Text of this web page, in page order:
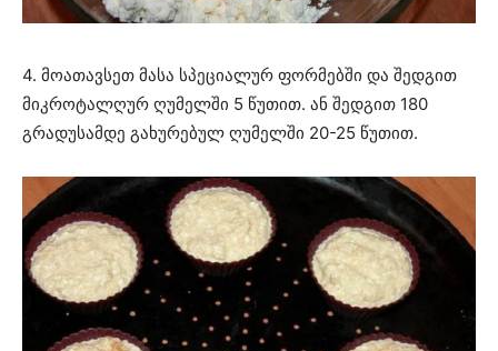
4. მოათავსეთ მასა სპეციალურ ფორმებში და შედგით
მიკროტალღურ ღუმელში 5 წუთით. ან შედგით 180
გრადუსამდე გახურებულ ღუმელში 20-25 წუთით.